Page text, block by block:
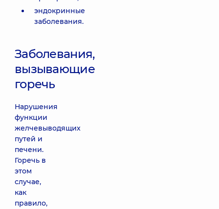
эндокринные
заболевания.
Заболевания,
вызывающие
горечь
Нарушения
функции
желчевыводящих
путей и
печени.
Горечь в
этом
случае,
как
правило,